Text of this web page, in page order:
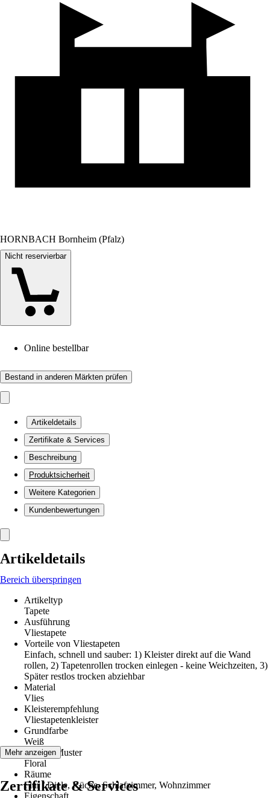
HORNBACH Bornheim (Pfalz)
Nicht reservierbar
Online bestellbar
Bestand in anderen Märkten prüfen
Artikeldetails
Zertifikate & Services
Beschreibung
Produktsicherheit
Weitere Kategorien
Kundenbewertungen
Artikeldetails
Bereich überspringen
Artikeltyp
Tapete
Ausführung
Vliestapete
Vorteile von Vliestapeten
Einfach, schnell und sauber: 1) Kleister direkt auf die Wand
rollen, 2) Tapetenrollen trocken einlegen - keine Weichzeiten, 3)
Später restlos trocken abziehbar
Material
Vlies
Kleisterempfehlung
Vliestapetenkleister
Grundfarbe
Weiß
Dekor / Muster
Floral
Räume
Flur / Diele, Küche, Schlafzimmer, Wohnzimmer
Eigenschaft
Mehr anzeigen
Zertifikate & Services